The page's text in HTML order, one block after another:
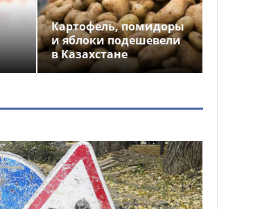
Картофель, помидоры
и яблоки подешевели
в Казахстане